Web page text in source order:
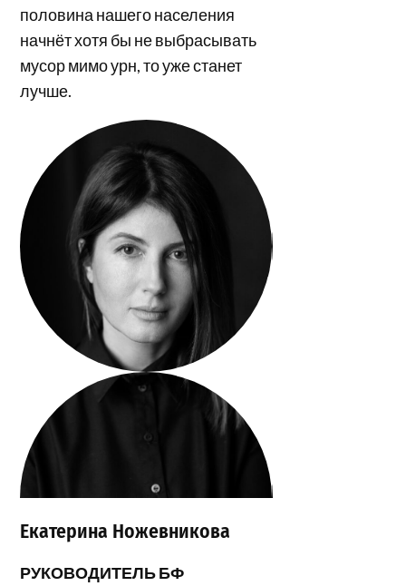
половина нашего населения
начнёт хотя бы не выбрасывать
мусор мимо урн, то уже станет
лучше.
Екатерина Ножевникова
РУКОВОДИТЕЛЬ БФ